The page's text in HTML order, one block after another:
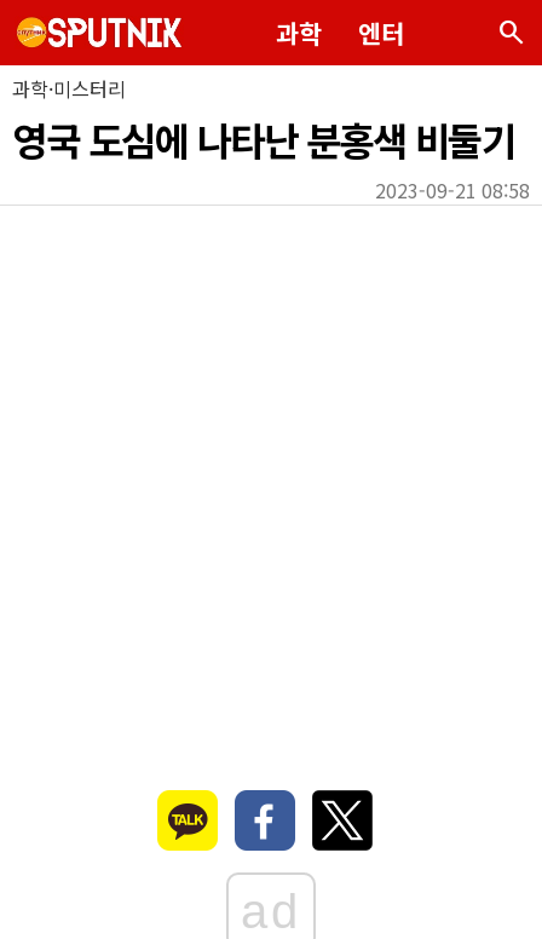
과학 엔터 search
과학·미스터리
영국 도심에 나타난 분홍색 비둘기
2023-09-21 08:58
ad